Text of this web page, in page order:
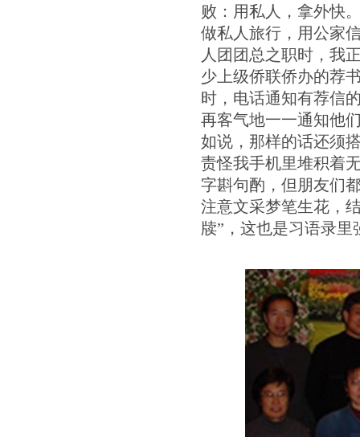
败：用私人，拿外快
做私人旅行，用公家
人团团总之职时，我
少上级侨联侨办的荐
时，电话通知有荐信
再客气地一一通知他
如说，那样的话还须
责怪我手机里堆积着
字斟句酌，但朋友们
注意文采梦笔生花，
牍”，这也是习语录